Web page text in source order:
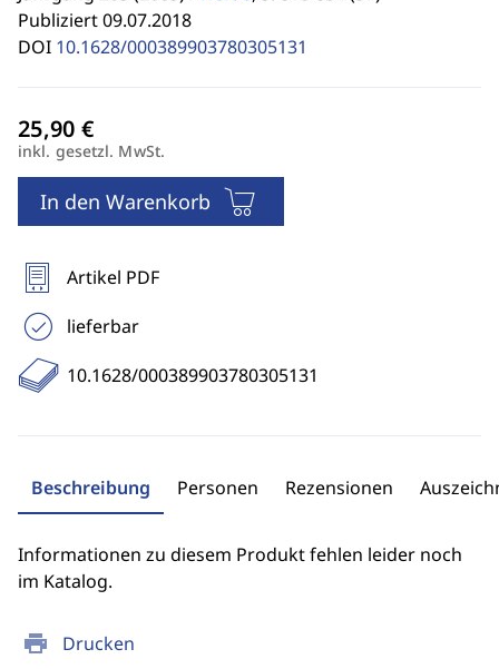
print Drucken
Publiziert 09.07.2018
DOI 10.1628/000389903780305131
inkl. gesetzl. MwSt.
In den Warenkorb
Artikel PDF
lieferbar
10.1628/000389903780305131
Beschreibung Personen Rezensionen
Informationen zu diesem Produkt fehlen leider noch
im Katalog.